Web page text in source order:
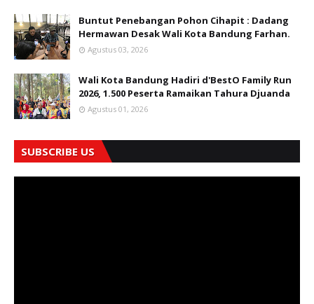
Buntut Penebangan Pohon Cihapit : Dadang
Hermawan Desak Wali Kota Bandung Farhan.
Agustus 03, 2026
Wali Kota Bandung Hadiri d'BestO Family Run
2026, 1.500 Peserta Ramaikan Tahura Djuanda
Agustus 01, 2026
SUBSCRIBE US